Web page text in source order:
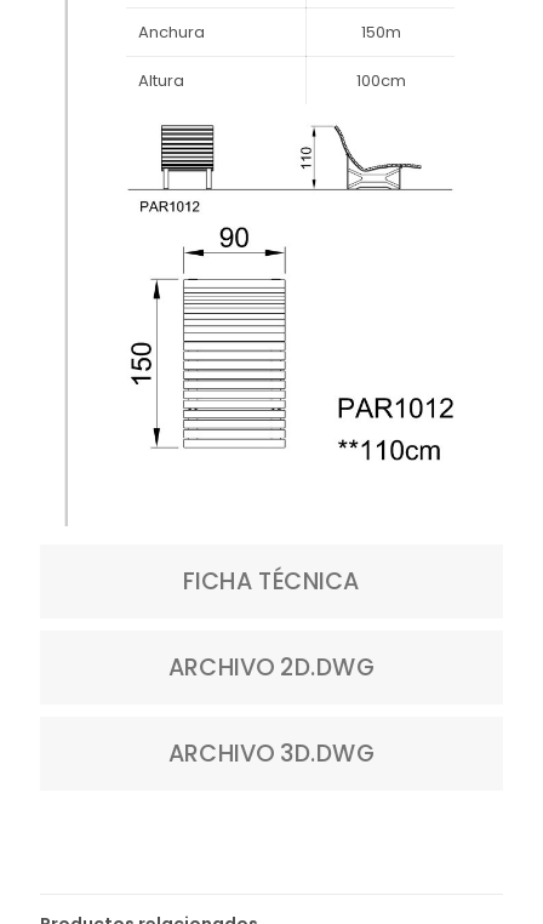
Anchura 150m
Altura 100cm
FICHA TÉCNICA
ARCHIVO 2D.DWG
ARCHIVO 3D.DWG